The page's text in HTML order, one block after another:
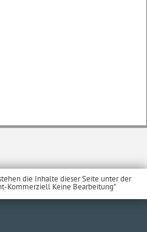
die Inhalte dieser Seite unter der